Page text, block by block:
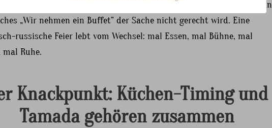
ihr diese sechs Phasen vor Augen habt, versteht ihr auch, warum ein
„Wir nehmen ein Buffet“ der Sache nicht gerecht wird. Eine
russische Feier lebt vom Wechsel: mal Essen, mal Bühne, mal
mal Ruhe.
Knackpunkt: Küchen-Timing und
Tamada gehören zusammen